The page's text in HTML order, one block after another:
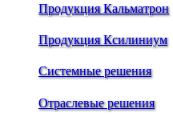
Продукция Кальматрон
Продукция Ксилиниум
Системные решения
Отраслевые решения